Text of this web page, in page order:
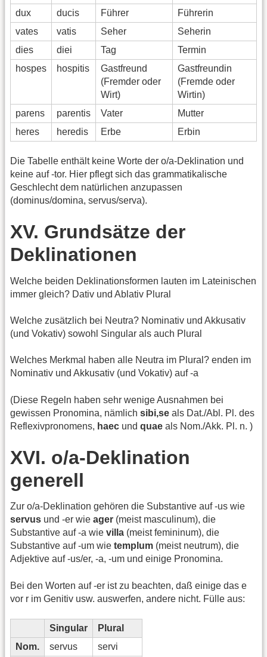
dux
ducis Führer
Führerin
vates
vatis Seher
Seherin
dies
diei Tag
Termin
hospes
hospitis
Gastfreund
(Fremder oder
Wirt)
Gastfreundin
(Fremde oder
Wirtin)
parens
parentis Vater
Mutter
heres
heredis Erbe Erbin
Die Tabelle enthält keine Worte der o/a-Deklination und
keine auf -tor. Hier pflegt sich das grammatikalische
Geschlecht dem natürlichen anzupassen
(dominus/domina, servus/serva).
XV. Grundsätze der
Deklinationen
Welche beiden Deklinationsformen lauten im Lateinischen
immer gleich? Dativ und Ablativ Plural
Welche zusätzlich bei Neutra? Nominativ und Akkusativ
(und Vokativ) sowohl Singular als auch Plural
Welches Merkmal haben alle Neutra im Plural? enden im
Nominativ und Akkusativ (und Vokativ) auf -a
(Diese Regeln haben sehr wenige Ausnahmen bei
gewissen Pronomina, nämlich sibi,se als Dat./Abl. Pl. des
Reflexivpronomens, haec und quae als Nom./Akk. Pl. n. )
XVI. o/a-Deklination
generell
Zur o/a-Deklination gehören die Substantive auf -us wie
servus und -er wie ager (meist masculinum), die
Substantive auf -a wie villa (meist femininum), die
Substantive auf -um wie templum (meist neutrum), die
Adjektive auf -us/er, -a, -um und einige Pronomina.
Bei den Worten auf -er ist zu beachten, daß einige das e
vor r im Genitiv usw. auswerfen, andere nicht. Fülle aus:
Singular
Plural
Nom.
servus servi